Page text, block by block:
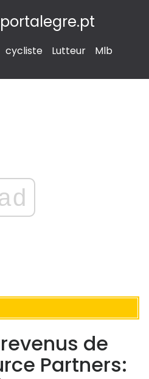
cycliste Lutteur Mlb
de
Partners: